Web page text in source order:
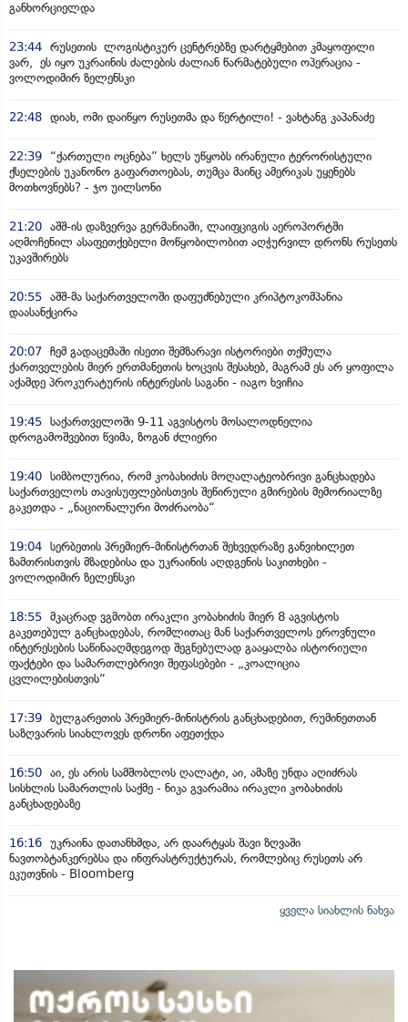
განხორციელდა
23:44 რუსეთის ლოგისტიკურ ცენტრებზე დარტყმებით კმაყოფილი
ვარ, ეს იყო უკრაინის ძალების ძალიან წარმატებული ოპერაცია -
ვოლოდიმირ ზელენსკი
22:48 დიახ, ომი დაიწყო რუსეთმა და წერტილი! - ვახტანგ კაპანაძე
22:39
“ქართული ოცნება” ხელს უწყობს ირანული ტერორისტული
ქსელების უკანონო გაფართოებას, თუმცა მაინც ამერიკას უყენებს
მოთხოვნებს? - ჯო უილსონი
21:20 აშშ-ის დაზვერვა გერმანიაში, ლაიფციგის აეროპორტში
აღმოჩენილ ასაფეთქებელი მოწყობილობით აღჭურვილ დრონს რუსეთს
უკავშირებს
20:55 აშშ-მა საქართველოში დაფუძნებული კრიპტოკომპანია
დაასანქცირა
20:07 ჩემ გადაცემაში ისეთი შემზარავი ისტორიები თქმულა
ქართველების მიერ ერთმანეთის ხოცვის შესახებ, მაგრამ ეს არ ყოფილა
აქამდე პროკურატურის ინტერესის საგანი - იაგო ხვიჩია
19:45 საქართველოში 9-11 აგვისტოს მოსალოდნელია
დროგამოშვებით წვიმა, ზოგან ძლიერი
19:40 სიმბოლურია, რომ კობახიძის მოღალატეობრივი განცხადება
საქართველოს თავისუფლებისთვის შეწირული გმირების მემორიალზე
გაკეთდა - „ნაციონალური მოძრაობა“
19:04 სერბეთის პრემიერ-მინისტრთან შეხვედრაზე განვიხილეთ
ზამთრისთვის მზადებისა და უკრაინის აღდგენის საკითხები -
ვოლოდიმირ ზელენსკი
18:55 მკაცრად ვგმობთ ირაკლი კობახიძის მიერ 8 აგვისტოს
გაკეთებულ განცხადებას, რომლითაც მან საქართველოს ეროვნული
ინტერესების საწინააღმდეგოდ შეგნებულად გააყალბა ისტორიული
ფაქტები და სამართლებრივი შეფასებები - „კოალიცია
ცვლილებისთვის“
17:39 ბულგარეთის პრემიერ-მინისტრის განცხადებით, რუმინეთთან
საზღვარის სიახლოვეს დრონი აფეთქდა
16:50 აი, ეს არის სამშობლოს ღალატი, აი, ამაზე უნდა აღიძრას
სისხლის სამართლის საქმე - ნიკა გვარამია ირაკლი კობახიძის
განცხადებაზე
16:16 უკრაინა დათანხმდა, არ დაარტყას შავი ზღვაში
ნავთობტანკერებსა და ინფრასტრუქტურას, რომლებიც რუსეთს არ
ეკუთვნის - Bloomberg
ყველა სიახლის ნახვა